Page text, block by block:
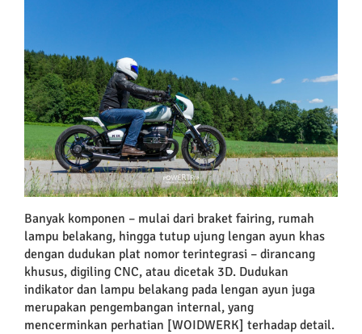
Banyak komponen – mulai dari braket fairing, rumah
lampu belakang, hingga tutup ujung lengan ayun khas
dengan dudukan plat nomor terintegrasi – dirancang
khusus, digiling CNC, atau dicetak 3D. Dudukan
indikator dan lampu belakang pada lengan ayun juga
merupakan pengembangan internal, yang
mencerminkan perhatian [WOIDWERK] terhadap detail.